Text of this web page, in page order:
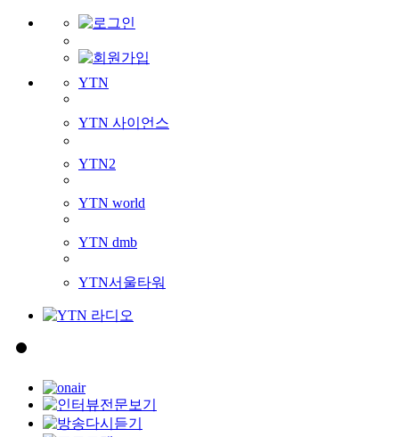
YTN
YTN 사이언스
YTN2
YTN world
YTN dmb
YTN서울타워